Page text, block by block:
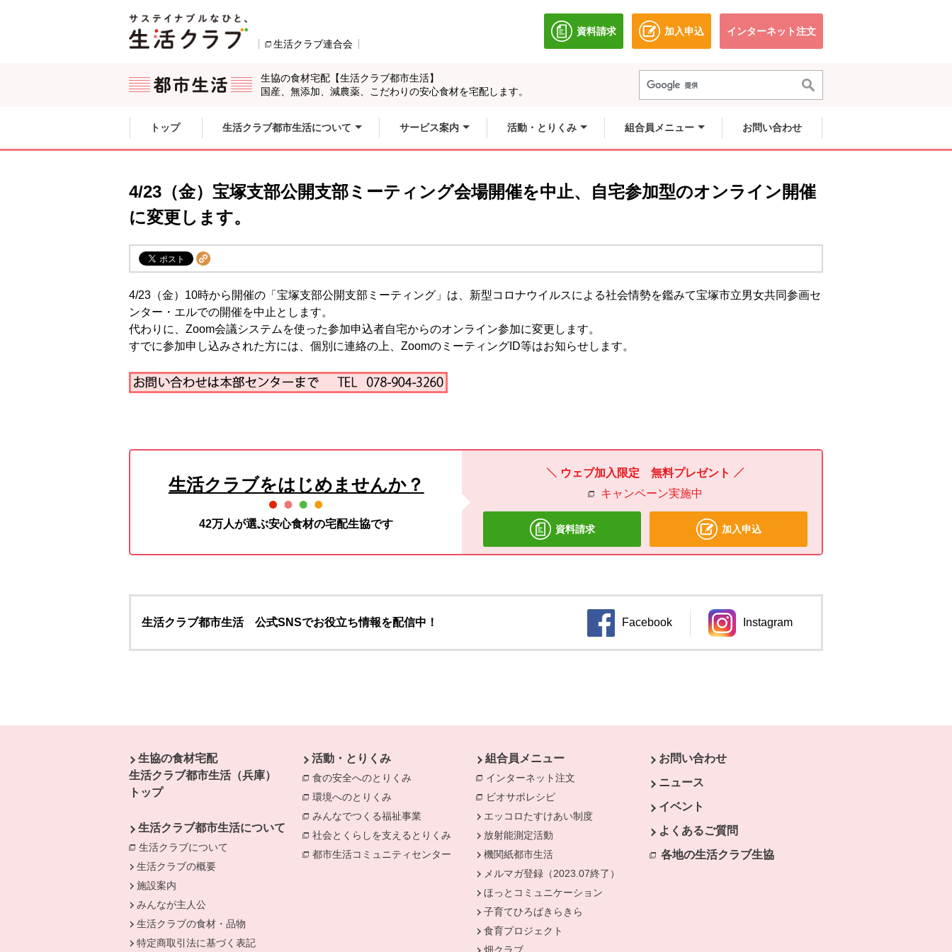
生活クラブ連合会
資料請求
別のウィンドウで開きます。
加入申込
別のウィンドウで開きます。
インターネット注文別のウィンドウで開きます。
生協の食材宅配【生活クラブ都市生活】
国産、無添加、減農薬、こだわりの安心食材を宅配します。
ここからサイト内共通メニューです。
サイト内共通メニューをスキップする
トップ 生活クラブ都市生活について サービス案内 活動・とりくみ 組合員メニュー お問い合わせ
4/23（金）宝塚支部公開支部ミーティング会場開催を中止、自宅参加型のオンライン開催
に変更します。
4/23（金）10時から開催の「宝塚支部公開支部ミーティング」は、新型コロナウイルスによる社会情勢を鑑みて宝塚市立男女共同参画セ
ンター・エルでの開催を中止とします。
代わりに、Zoom会議システムを使った参加申込者自宅からのオンライン参加に変更します。
すでに参加申し込みされた方には、個別に連絡の上、ZoomのミーティングID等はお知らせします。
生活クラブをはじめませんか？
42万人が選ぶ安心食材の宅配生協です
ウェブ加入限定 無料プレゼント
キャンペーン実施中
資料請求 加入申込
生活クラブ都市生活 公式SNSでお役立ち情報を配信中！ Facebook
別のウィンドウで開きます。
Instagram
別のウィンドウで開きます。
生協の食材宅配
生活クラブ都市生活（兵庫）
トップ
生活クラブ都市生活について
生活クラブについて
別のウィンドウで開きます。
生活クラブの概要
施設案内
みんなが主人公
生活クラブの食材・品物
特定商取引法に基づく表記
活動・とりくみ
食の安全へのとりくみ 別のウィンドウで開きます。
環境へのとりくみ 別のウィンドウで開きます。
みんなでつくる福祉事業 別のウィンドウで開きます。
社会とくらしを支えるとりくみ 別のウィンドウで開きます。
都市生活コミュニティセンター 別のウィンドウで開きます。
組合員メニュー
インターネット注文 別のウィンドウで開きます。
ビオサポレシピ
エッコロたすけあい制度
放射能測定活動
機関紙都市生活
メルマガ登録（2023.07終了）
ほっとコミュニケーション
子育てひろばきらきら
食育プロジェクト
お問い合わせ
ニュース
イベント
よくあるご質問
各地の生活クラブ生協